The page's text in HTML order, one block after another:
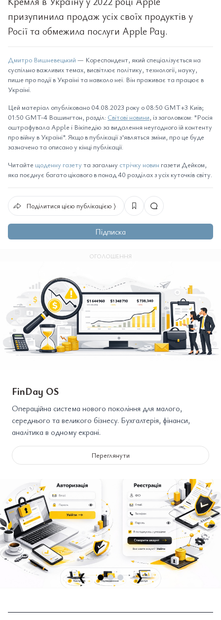
призупинила продаж усіх своїх продуктів у
Росії та обмежила послуги Apple Pay.
Дмитро Вишневецький — Кореспондент, який спеціалізується на
суспільно важливих темах, висвітлює політику, технології, науку,
пише про події в Україні та навколо неї. Він проживає та працює в
Україні.
Цей матеріал опубліковано 04.08.2023 року о 08:50 GMT+3 Київ;
01:50 GMT-4 Вашингтон, розділ: Світові новини, із заголовком: "Росія
оштрафувала Apple і Вікіпедію за видалення неугодного їй контенту
про війну в Україні". Якщо в публікації з'являться зміни, про це буде
зазначено та описано у кінці публікації.
Читайте щоденну газету та загальну стрічку новин газети Дейком,
яка поєднує багато цікавого в понад 40 розділах з усіх куточків світу.
Поділитися цією публікацією ⟩
Підписка
ОГОЛОШЕННЯ
FinDay OS
Операційна система нового покоління для малого,
середнього та великого бізнесу. Бухгалтерія, фінанси,
аналітика в одному екрані.
Переглянути
❮ ❯